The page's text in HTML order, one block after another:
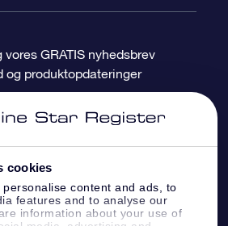
cookies
content and ads, to
features and to analyse our
information about your use of
Stjerneside
stjernerne VR-App
GRATIS nyhedsbrev
og produktopdateringer